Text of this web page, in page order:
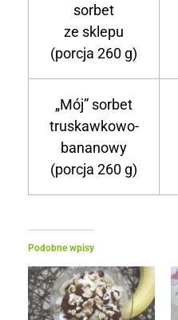
sorbet
ze sklepu
(porcja 260 g)
„Mój” sorbet
truskawkowo-
bananowy
(porcja 260 g)
Podobne wpisy